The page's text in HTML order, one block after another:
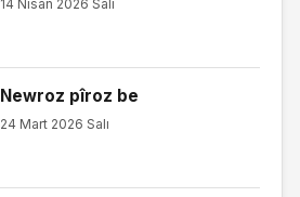
14 Nisan 2026 Salı
Newroz pîroz be
24 Mart 2026 Salı